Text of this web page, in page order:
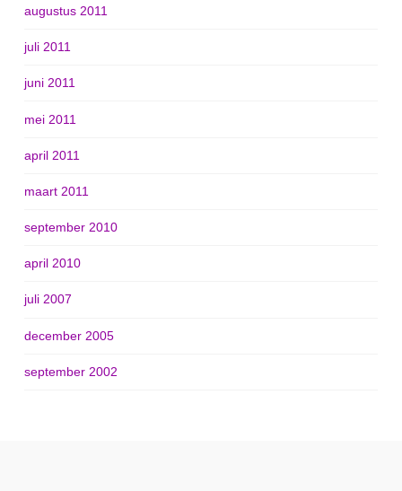
augustus 2011
juli 2011
juni 2011
mei 2011
april 2011
maart 2011
september 2010
april 2010
juli 2007
december 2005
september 2002